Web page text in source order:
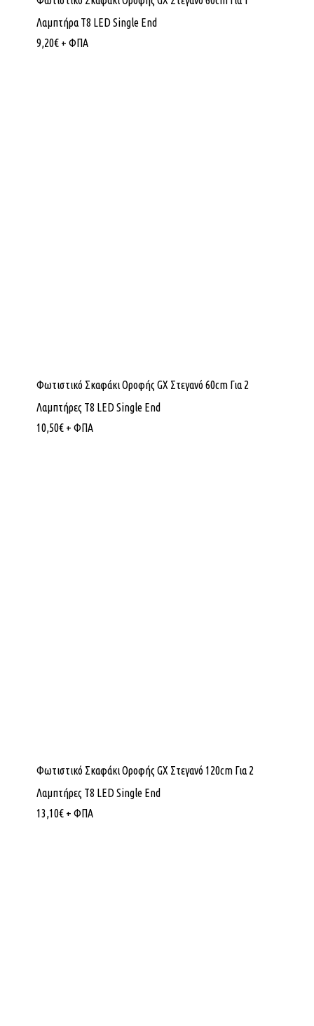
Λαμπτήρα Τ8 LED Single End
9,20€ + ΦΠΑ
Φωτιστικό Σκαφάκι Οροφής GX Στεγανό 60cm Για 2
Λαμπτήρες Τ8 LED Single End
10,50€ + ΦΠΑ
Φωτιστικό Σκαφάκι Οροφής GX Στεγανό 120cm Για 2
Λαμπτήρες Τ8 LED Single End
13,10€ + ΦΠΑ